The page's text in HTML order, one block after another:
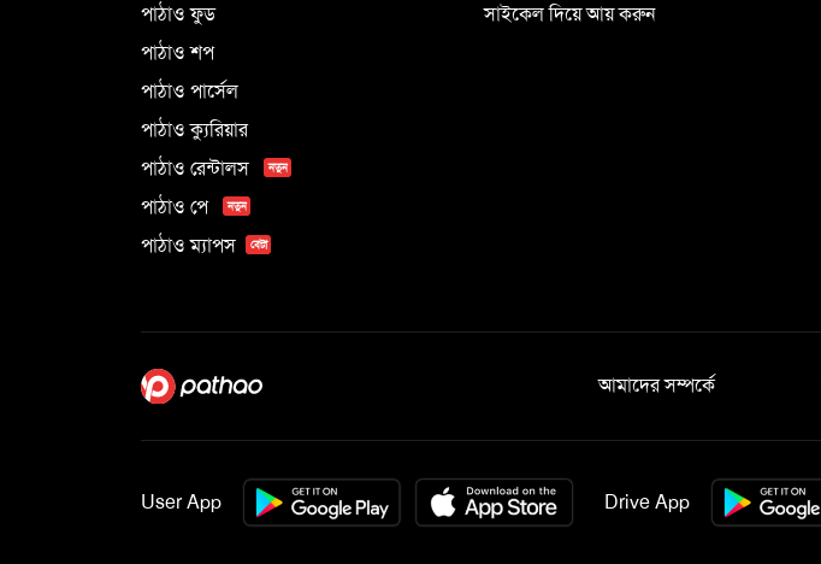
পাঠাও ফুড
পাঠাও শপ
পাঠাও পার্সেল
পাঠাও ক্যুরিয়ার
পাঠাও রেন্টালস
নতুন
পাঠাও পে নতুন
পাঠাও ম্যাপস বেটা
সাইকেল দিয়ে আয় করুন
আমাদের সম্পর্কে
User App Drive App